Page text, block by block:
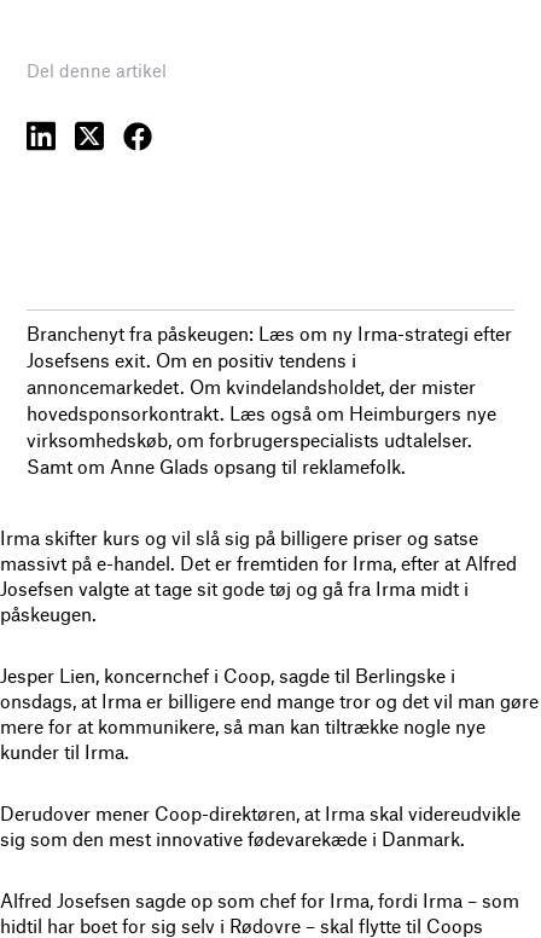
Del denne artikel
Branchenyt fra påskeugen: Læs om ny Irma-strategi efter
Josefsens exit. Om en positiv tendens i
annoncemarkedet. Om kvindelandsholdet, der mister
hovedsponsorkontrakt. Læs også om Heimburgers nye
virksomhedskøb, om forbrugerspecialists udtalelser.
Samt om Anne Glads opsang til reklamefolk.
Irma skifter kurs og vil slå sig på billigere priser og satse
massivt på e-handel. Det er fremtiden for Irma, efter at Alfred
Josefsen valgte at tage sit gode tøj og gå fra Irma midt i
påskeugen.
Jesper Lien, koncernchef i Coop, sagde til Berlingske i
onsdags, at Irma er billigere end mange tror og det vil man gøre
mere for at kommunikere, så man kan tiltrække nogle nye
kunder til Irma.
Derudover mener Coop-direktøren, at Irma skal videreudvikle
sig som den mest innovative fødevarekæde i Danmark.
Alfred Josefsen sagde op som chef for Irma, fordi Irma – som
hidtil har boet for sig selv i Rødovre – skal flytte til Coops